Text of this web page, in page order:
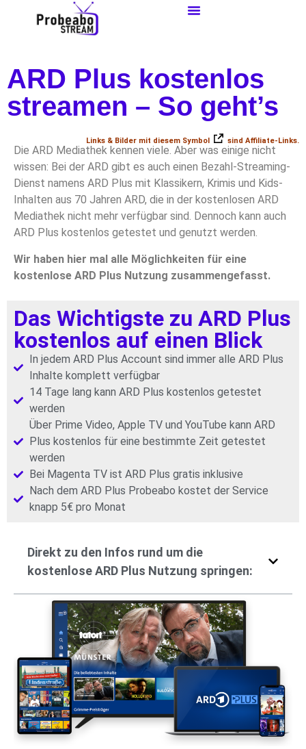
ARD Plus kostenlos
streamen – So geht’s
Links & Bilder mit diesem Symbol sind Affiliate-Links.
Die ARD Mediathek kennen viele. Aber was einige nicht
wissen: Bei der ARD gibt es auch einen Bezahl-Streaming-
Dienst namens ARD Plus mit Klassikern, Krimis und Kids-
Inhalten aus 70 Jahren ARD, die in der kostenlosen ARD
Mediathek nicht mehr verfügbar sind. Dennoch kann auch
ARD Plus kostenlos getestet und genutzt werden.
Wir haben hier mal alle Möglichkeiten für eine
kostenlose ARD Plus Nutzung zusammengefasst.
Das Wichtigste zu ARD Plus
kostenlos auf einen Blick
In jedem ARD Plus Account sind immer alle ARD Plus
Inhalte komplett verfügbar
14 Tage lang kann ARD Plus kostenlos getestet
werden
Über Prime Video, Apple TV und YouTube kann ARD
Plus kostenlos für eine bestimmte Zeit getestet
werden
Bei Magenta TV ist ARD Plus gratis inklusive
Nach dem ARD Plus Probeabo kostet der Service
knapp 5€ pro Monat
Direkt zu den Infos rund um die
kostenlose ARD Plus Nutzung springen: